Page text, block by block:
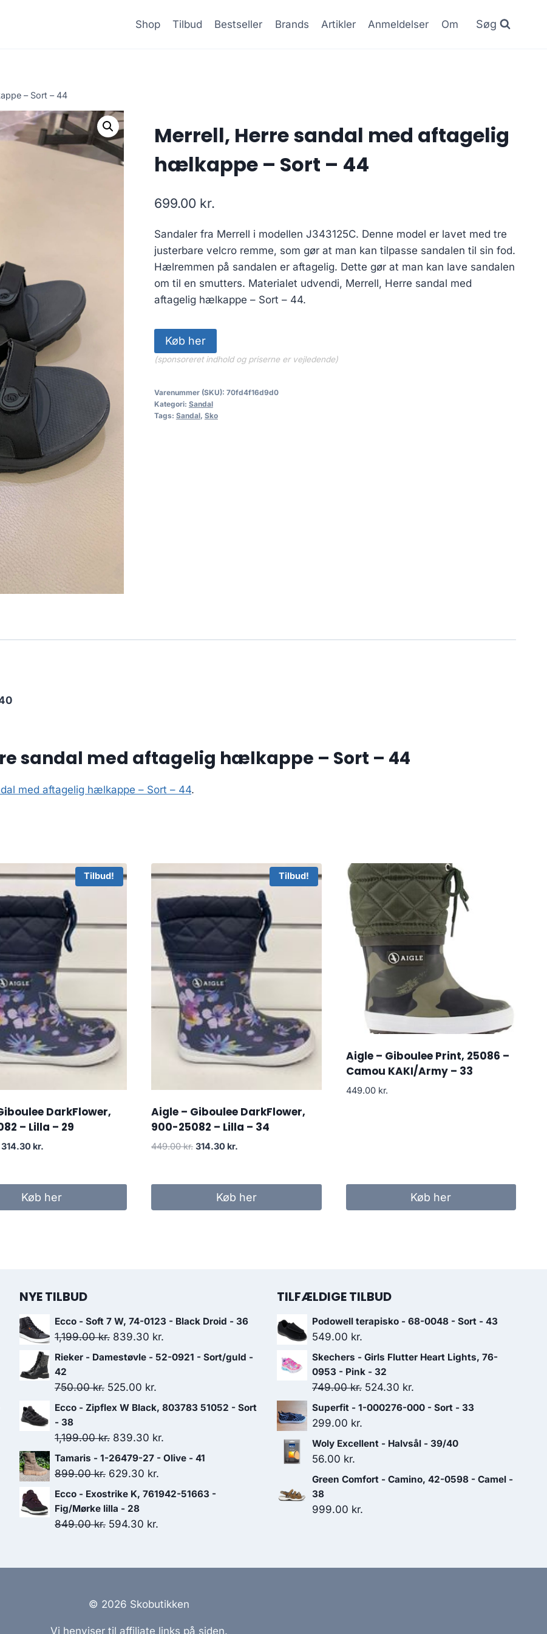
Shop Tilbud Bestseller Brands Artikler Anmeldelser Om Søg
– Sort – 44
Merrell, Herre sandal med aftagelig
hælkappe – Sort – 44
699.00 kr.
Sandaler fra Merrell i modellen J343125C. Denne model er lavet med tre
justerbare velcro remme, som gør at man kan tilpasse sandalen til sin fod.
Hælremmen på sandalen er aftagelig. Dette gør at man kan lave sandalen
om til en smutters. Materialet udvendi, Merrell, Herre sandal med
aftagelig hælkappe – Sort – 44.
Køb her
(sponsoreret indhold og priserne er vejledende)
Varenummer (SKU): 70fd4f16d9d0
Kategori: Sandal
Tags: Sandal, Sko
sandal med aftagelig hælkappe – Sort – 44
med aftagelig hælkappe – Sort – 44.
Tilbud!
DarkFlower,
– Lilla – 29
Den
var:
449.00 kr..
314.30 kr.Den
er:
314.30 kr..
Køb her
Tilbud!
Aigle – Giboulee DarkFlower,
900-25082 – Lilla – 34
449.00kr. Den
var:
449.00 kr..
314.30 kr.
er:
314.30 kr..
Køb her
Aigle – Giboulee Print, 25086 –
Camou KAKI/Army – 33
449.00 kr.
Køb her
NYE TILBUD
Ecco - Soft 7 W, 74-0123 - Black Droid - 36
1,199.00kr. Den
oprindelige
var:
1,199.00 kr..
839.30 kr.
aktuelle
839.30 kr..
Rieker - Damestøvle - 52-0921 - Sort/guld -
42
750.00kr. Den
oprindelige
var:
750.00 kr..
525.00 kr.
aktuelle
er:
525.00 kr..
Ecco - Zipflex W Black, 803783 51052 - Sort
- 38
1,199.00kr. Den
oprindelige
pris
1,199.00 kr..
839.30 kr.
aktuelle
Tamaris - 1-26479-27 - Olive - 41
899.00kr. Den
oprindelige
pris
var:
629.30 kr.
aktuelle
Ecco - Exostrike K, 761942-51663 -
Fig/Mørke lilla - 28
849.00kr. Den
594.30 kr.
TILFÆLDIGE TILBUD
Podowell terapisko - 68-0048 - Sort - 43
549.00 kr.
Skechers - Girls Flutter Heart Lights, 76-
0953 - Pink - 32
749.00kr. Den
oprindelige
524.30 kr.
aktuelle
er:
Superfit - 1-000276-000 - Sort - 33
299.00 kr.
Woly Excellent - Halvsål - 39/40
56.00 kr.
Green Comfort - Camino, 42-0598 - Camel -
38
999.00 kr.
© 2026 Skobutikken
Vi henviser til affiliate links på siden.